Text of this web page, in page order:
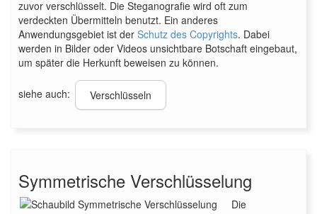
zuvor verschlüsselt. Die Steganografie wird oft zum
verdeckten Übermitteln benutzt. Ein anderes
Anwendungsgebiet ist der Schutz des Copyrights. Dabei
werden in Bilder oder Videos unsichtbare Botschaft eingebaut,
um später die Herkunft beweisen zu können.
siehe auch: Verschlüsseln
Symmetrische Verschlüsselung
Die